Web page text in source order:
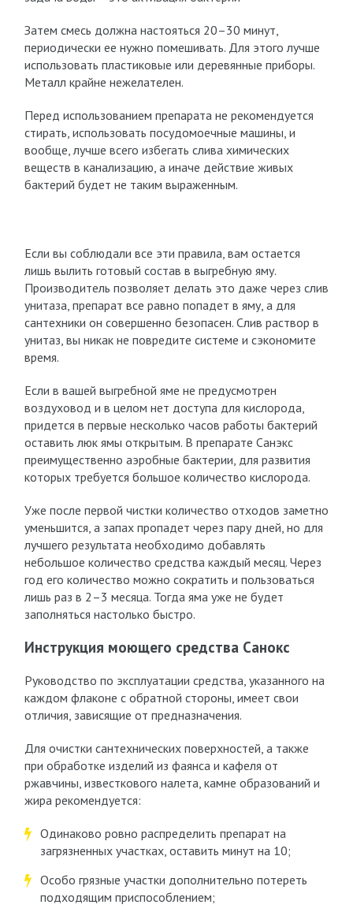
Затем смесь должна настояться 20–30 минут,
периодически ее нужно помешивать. Для этого лучше
использовать пластиковые или деревянные приборы.
Металл крайне нежелателен.
Перед использованием препарата не рекомендуется
стирать, использовать посудомоечные машины, и
вообще, лучше всего избегать слива химических
веществ в канализацию, а иначе действие живых
бактерий будет не таким выраженным.
Если вы соблюдали все эти правила, вам остается
лишь вылить готовый состав в выгребную яму.
Производитель позволяет делать это даже через слив
унитаза, препарат все равно попадет в яму, а для
сантехники он совершенно безопасен. Слив раствор в
унитаз, вы никак не повредите системе и сэкономите
время.
Если в вашей выгребной яме не предусмотрен
воздуховод и в целом нет доступа для кислорода,
придется в первые несколько часов работы бактерий
оставить люк ямы открытым. В препарате Санэкс
преимущественно аэробные бактерии, для развития
которых требуется большое количество кислорода.
Уже после первой чистки количество отходов заметно
уменьшится, а запах пропадет через пару дней, но для
лучшего результата необходимо добавлять
небольшое количество средства каждый месяц. Через
год его количество можно сократить и пользоваться
лишь раз в 2–3 месяца. Тогда яма уже не будет
заполняться настолько быстро.
Инструкция моющего средства Санокс
Руководство по эксплуатации средства, указанного на
каждом флаконе с обратной стороны, имеет свои
отличия, зависящие от предназначения.
Для очистки сантехнических поверхностей, а также
при обработке изделий из фаянса и кафеля от
ржавчины, известкового налета, камне образований и
жира рекомендуется:
Одинаково ровно распределить препарат на
загрязненных участках, оставить минут на 10;
Особо грязные участки дополнительно потереть
подходящим приспособлением;